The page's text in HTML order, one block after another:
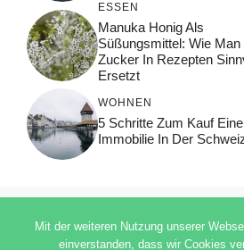
ESSEN
Manuka Honig Als
Süßungsmittel: Wie Man
Zucker In Rezepten
Ersetzt
WOHNEN
5 Schritte Zum Kauf
Immobilie In Der
© 2026
Mit der weiteren Nutzung unserer
einverstanden, dass wir Cookies